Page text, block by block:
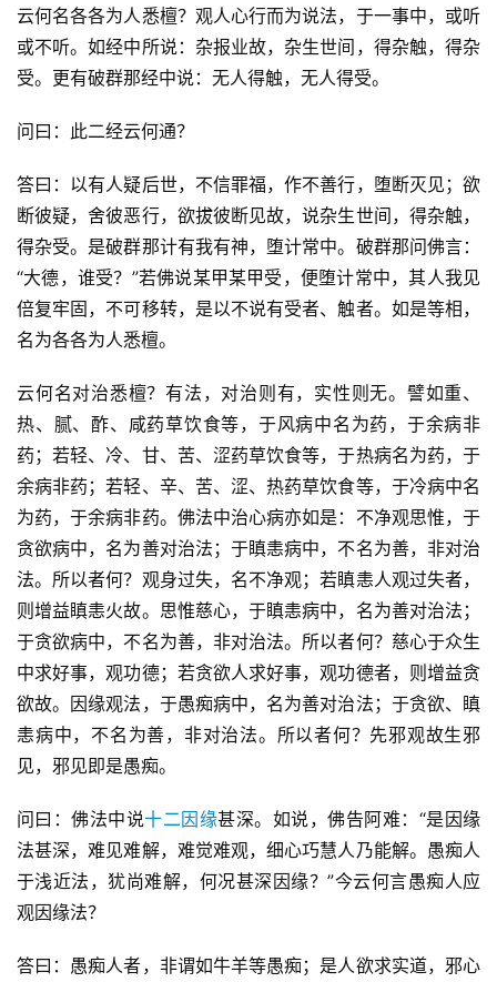
云何名各各为人悉檀？观人心行而为说法，于一事中，或听
或不听。如经中所说：杂报业故，杂生世间，得杂触，得杂
受。更有破群那经中说：无人得触，无人得受。
问曰：此二经云何通？
答曰：以有人疑后世，不信罪福，作不善行，堕断灭见；欲
断彼疑，舍彼恶行，欲拔彼断见故，说杂生世间，得杂触，
得杂受。是破群那计有我有神，堕计常中。破群那问佛言：
“大德，谁受？”若佛说某甲某甲受，便堕计常中，其人我见
倍复牢固，不可移转，是以不说有受者、触者。如是等相，
名为各各为人悉檀。
云何名对治悉檀？有法，对治则有，实性则无。譬如重、
热、腻、酢、咸药草饮食等，于风病中名为药，于余病非
药；若轻、冷、甘、苦、涩药草饮食等，于热病名为药，于
余病非药；若轻、辛、苦、涩、热药草饮食等，于冷病中名
为药，于余病非药。佛法中治心病亦如是：不净观思惟，于
贪欲病中，名为善对治法；于瞋恚病中，不名为善，非对治
法。所以者何？观身过失，名不净观；若瞋恚人观过失者，
则增益瞋恚火故。思惟慈心，于瞋恚病中，名为善对治法；
于贪欲病中，不名为善，非对治法。所以者何？慈心于众生
中求好事，观功德；若贪欲人求好事，观功德者，则增益贪
欲故。因缘观法，于愚痴病中，名为善对治法；于贪欲、瞋
恚病中，不名为善，非对治法。所以者何？先邪观故生邪
见，邪见即是愚痴。
问曰：佛法中说十二因缘甚深。如说，佛告阿难：“是因缘
法甚深，难见难解，难觉难观，细心巧慧人乃能解。愚痴人
于浅近法，犹尚难解，何况甚深因缘？”今云何言愚痴人应
观因缘法？
答曰：愚痴人者，非谓如牛羊等愚痴；是人欲求实道，邪心